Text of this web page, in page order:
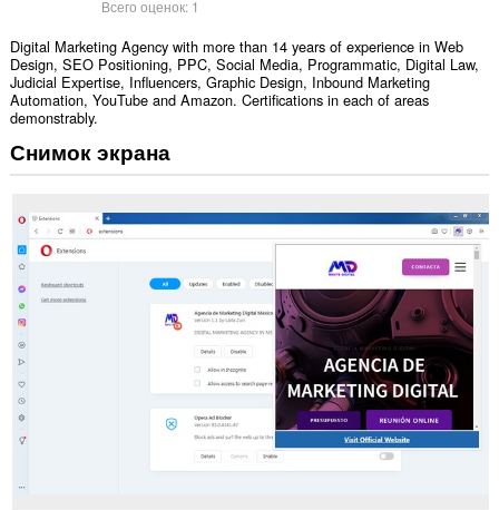
Всего оценок: 1
Digital Marketing Agency with more than 14 years of experience in Web
Design, SEO Positioning, PPC, Social Media, Programmatic, Digital Law,
Judicial Expertise, Influencers, Graphic Design, Inbound Marketing
Automation, YouTube and Amazon. Certifications in each of areas
demonstrably.
Снимок экрана